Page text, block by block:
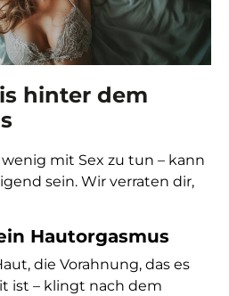
hinter dem
mit Sex zu tun – kann
sein. Wir verraten dir,
Hautorgasmus
die Vorahnung, das es
ist – klingt nach dem